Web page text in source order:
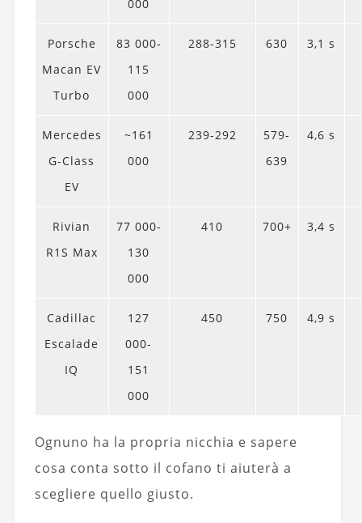
000
Porsche
Macan EV
Turbo
83 000-
115
000
288-315 630 3,1 s
Mercedes
G‑Class
EV
~161
000
239-292
579-
639
4,6 s
Rivian
R1S Max
77 000-
130
000
410 700+ 3,4 s
Cadillac
Escalade
IQ
127
000-
151
000
450 750 4,9 s
Ognuno ha la propria nicchia e sapere
cosa conta sotto il cofano ti aiuterà a
scegliere quello giusto.